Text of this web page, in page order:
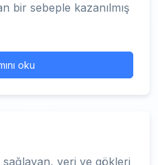
bir sebeple kazanılmış
oku
sağlayan, yeri ve gökleri